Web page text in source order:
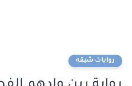
روايات شيقه